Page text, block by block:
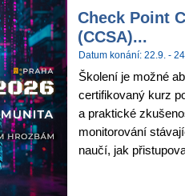
Check Point
(CCSA)...
Datum konání: 22.9. -
Školení je možné
certifikovaný kurz
a praktické
monitorování
naučí, jak